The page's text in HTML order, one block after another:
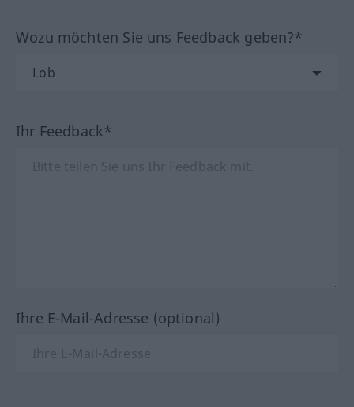
Wozu möchten Sie uns Feedback geben?*
Ihr Feedback*
Ihre E-Mail-Adresse (optional)